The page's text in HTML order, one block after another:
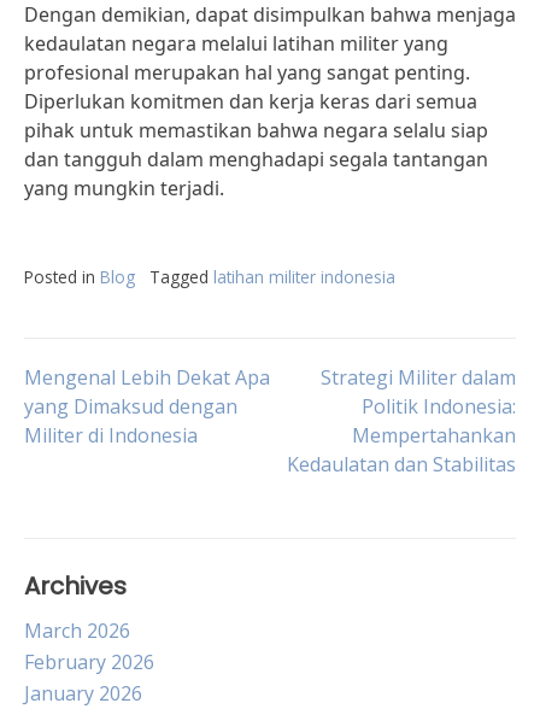
Dengan demikian, dapat disimpulkan bahwa menjaga
kedaulatan negara melalui latihan militer yang
profesional merupakan hal yang sangat penting.
Diperlukan komitmen dan kerja keras dari semua
pihak untuk memastikan bahwa negara selalu siap
dan tangguh dalam menghadapi segala tantangan
yang mungkin terjadi.
Posted in Blog Tagged latihan militer indonesia
Post
navigation
Mengenal Lebih Dekat Apa
yang Dimaksud dengan
Militer di Indonesia
Strategi Militer dalam
Politik Indonesia:
Mempertahankan
Kedaulatan dan Stabilitas
Archives
March 2026
February 2026
January 2026